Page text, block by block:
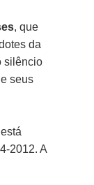
, que
da
silêncio
seus
2012. A